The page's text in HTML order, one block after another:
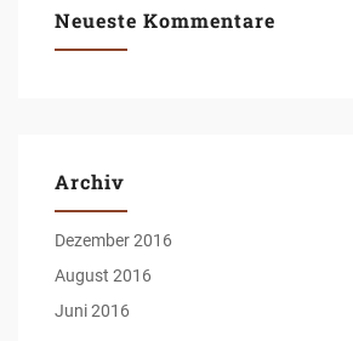
Neueste Kommentare
Archiv
Dezember 2016
August 2016
Juni 2016